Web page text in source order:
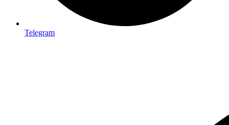
Telegram